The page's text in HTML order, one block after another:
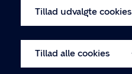
Tillad udvalgte cookies
Tillad alle cookies
Cookiepolitik